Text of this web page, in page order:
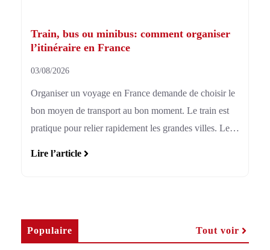
Train, bus ou minibus: comment organiser
l’itinéraire en France
03/08/2026
Organiser un voyage en France demande de choisir le
bon moyen de transport au bon moment. Le train est
pratique pour relier rapidement les grandes villes. Le
Lire l’article
Populaire Tout voir